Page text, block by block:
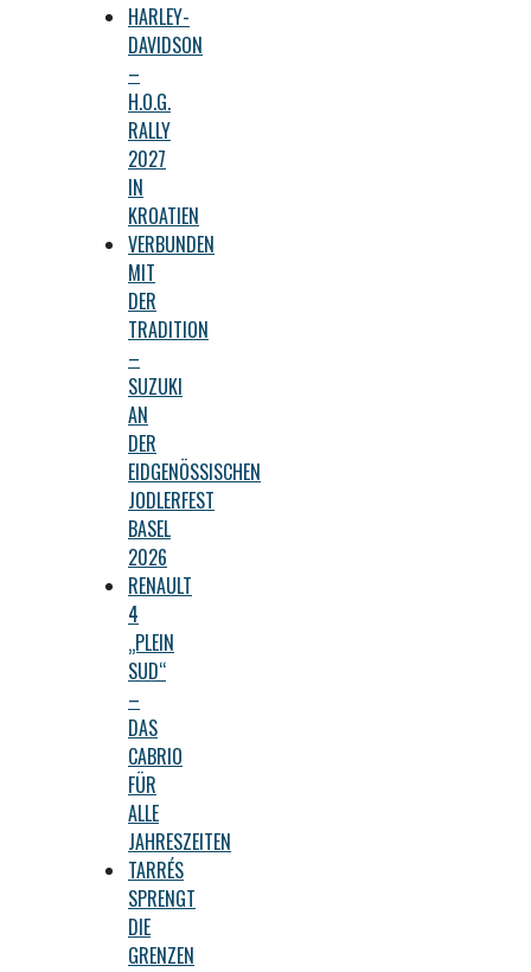
HARLEY-
DAVIDSON
–
H.O.G.
RALLY
2027
IN
KROATIEN
VERBUNDEN
MIT
DER
TRADITION
–
SUZUKI
AN
DER
EIDGENÖSSISCHEN
JODLERFEST
BASEL
2026
RENAULT
4
„PLEIN
SUD“
–
DAS
CABRIO
FÜR
ALLE
JAHRESZEITEN
TARRÉS
SPRENGT
DIE
GRENZEN